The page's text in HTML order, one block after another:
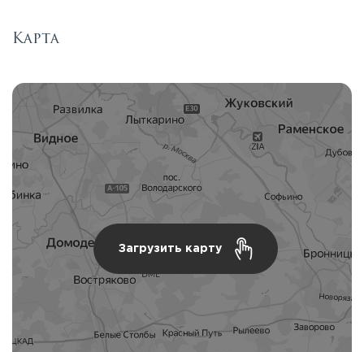
Карта
Загрузить карту